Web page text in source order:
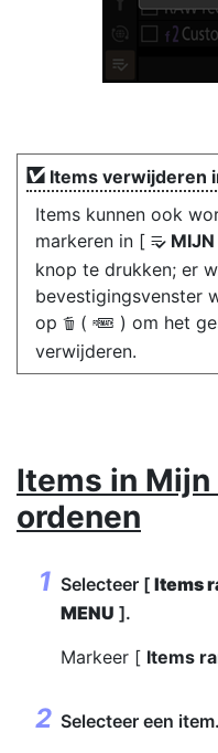
Items verwijderen
Items kunnen ook
markeren in [ O
knop te drukken; er
bevestigingsvenster
op O ( Q ) om het
verwijderen.
Items in
ordenen
Selecteer [ Items
MENU ].
Markeer [ Items
Selecteer een item.